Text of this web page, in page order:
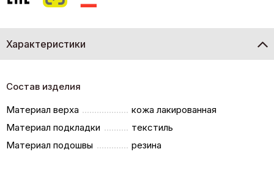
Характеристики
Состав изделия
Материал верха
кожа лакированная
Материал подкладки
текстиль
Материал подошвы
резина